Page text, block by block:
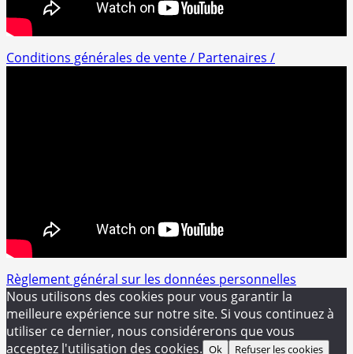
Conditions générales de vente / Partenaires /
Règlement général sur les données personnelles
Nous utilisons des cookies pour vous garantir la
meilleure expérience sur notre site. Si vous continuez à
utiliser ce dernier, nous considérerons que vous
acceptez l'utilisation des cookies. Ok Refuser les cookies